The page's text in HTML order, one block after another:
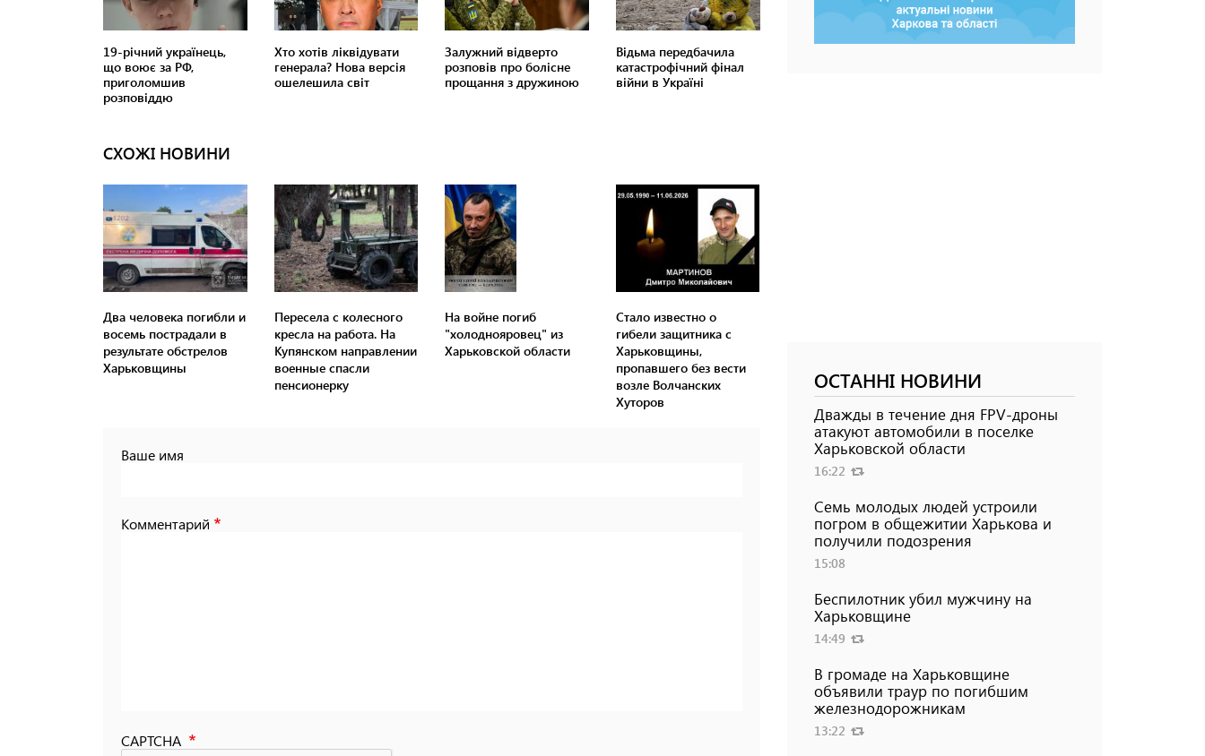
СХОЖІ НОВИНИ
Два человека погибли и
восемь пострадали в
результате обстрелов
Харьковщины
Пересела с колесного
кресла на работа. На
Купянском направлении
военные спасли
пенсионерку
На войне погиб
"холоднояровец" из
Харьковской области
Стало известно о
гибели защитника с
Харьковщины,
пропавшего без вести
возле Волчанских
Хуторов
Ваше имя
Комментарий
CAPTCHA
ОСТАННІ НОВИНИ
Дважды в течение дня FPV-дроны
атакуют автомобили в поселке
Харьковской области
16:22
Семь молодых людей устроили
погром в общежитии Харькова и
получили подозрения
15:08
Беспилотник убил мужчину на
Харьковщине
14:49
В громаде на Харьковщине
объявили траур по погибшим
железнодорожникам
13:22